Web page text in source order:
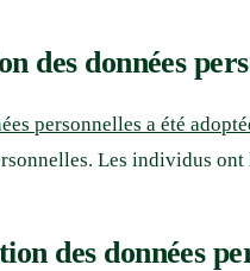
des données
personnelles a été
Les individus
des données